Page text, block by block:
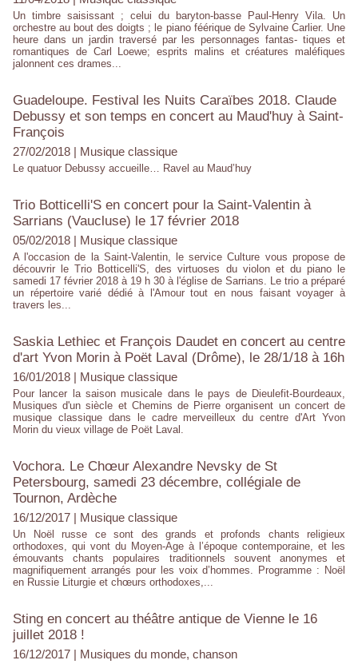
Un timbre saisissant ; celui du baryton-basse Paul-Henry Vila. Un
orchestre au bout des doigts ; le piano féérique de Sylvaine Carlier. Une
heure dans un jardin traversé par les personnages fantas- tiques et
romantiques de Carl Loewe; esprits malins et créatures maléfiques
jalonnent ces drames...
Guadeloupe. Festival les Nuits Caraïbes 2018. Claude
Debussy et son temps en concert au Maud'huy à Saint-
François
27/02/2018 | Musique classique
Le quatuor Debussy accueille… Ravel au Maud’huy
Trio Botticelli'S en concert pour la Saint-Valentin à
Sarrians (Vaucluse) le 17 février 2018
05/02/2018 | Musique classique
A l'occasion de la Saint-Valentin, le service Culture vous propose de
découvrir le Trio Botticelli'S, des virtuoses du violon et du piano le
samedi 17 février 2018 à 19 h 30 à l'église de Sarrians. Le trio a préparé
un répertoire varié dédié à l'Amour tout en nous faisant voyager à
travers les...
Saskia Lethiec et François Daudet en concert au centre
d'art Yvon Morin à Poët Laval (Drôme), le 28/1/18 à 16h
16/01/2018 | Musique classique
Pour lancer la saison musicale dans le pays de Dieulefit-Bourdeaux,
Musiques d'un siècle et Chemins de Pierre organisent un concert de
musique classique dans le cadre merveilleux du centre d'Art Yvon
Morin du vieux village de Poët Laval.
Vochora. Le Chœur Alexandre Nevsky de St
Petersbourg, samedi 23 décembre, collégiale de
Tournon, Ardèche
16/12/2017 | Musique classique
Un Noël russe ce sont des grands et profonds chants religieux
orthodoxes, qui vont du Moyen-Age à l’époque contemporaine, et les
émouvants chants populaires traditionnels souvent anonymes et
magnifiquement arrangés pour les voix d’hommes. Programme : Noël
en Russie Liturgie et chœurs orthodoxes,...
Sting en concert au théâtre antique de Vienne le 16
juillet 2018 !
16/12/2017 | Musiques du monde, chanson